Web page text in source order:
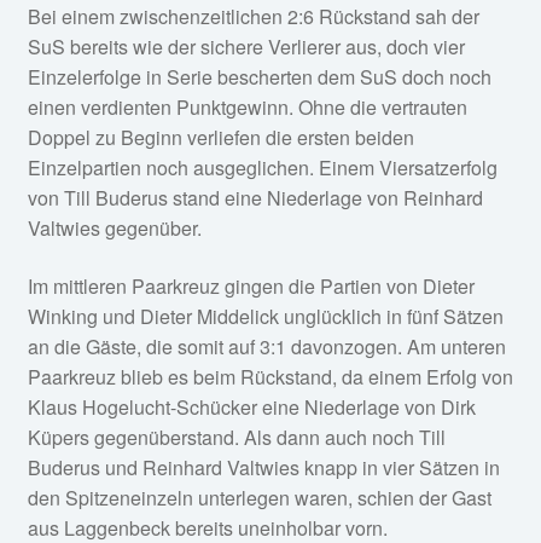
Bei einem zwischenzeitlichen 2:6 Rückstand sah der
SuS bereits wie der sichere Verlierer aus, doch vier
Einzelerfolge in Serie bescherten dem SuS doch noch
einen verdienten Punktgewinn. Ohne die vertrauten
Doppel zu Beginn verliefen die ersten beiden
Einzelpartien noch ausgeglichen. Einem Viersatzerfolg
von Till Buderus stand eine Niederlage von Reinhard
Valtwies gegenüber.
Im mittleren Paarkreuz gingen die Partien von Dieter
Winking und Dieter Middelick unglücklich in fünf Sätzen
an die Gäste, die somit auf 3:1 davonzogen. Am unteren
Paarkreuz blieb es beim Rückstand, da einem Erfolg von
Klaus Hogelucht-Schücker eine Niederlage von Dirk
Küpers gegenüberstand. Als dann auch noch Till
Buderus und Reinhard Valtwies knapp in vier Sätzen in
den Spitzeneinzeln unterlegen waren, schien der Gast
aus Laggenbeck bereits uneinholbar vorn.